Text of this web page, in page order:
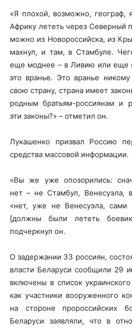
«Я плохой, возможно, географ,
Африку лететь через Северный
можно из Новороссийска, из
махнул, и там, в Стамбуле.
еще моднее – в Ливию или еще
это вранье. Это вранье
свою страну, страна имеет
родным братьям-россиянам и
эти законы?» – отметил он.
Лукашенко призвал Россию
средства массовой информации.
«Вы же уже опозорились:
нет – не Стамбул, Венесуэла,
«нет, уже не Венесуэла, сами
[должны были лететь
подчеркнул он.
О задержании 33 россиян,
власти Беларуси сообщили 29
включены в список
как участники вооруженного
на стороне пророссийских
Беларуси заявляли, что в